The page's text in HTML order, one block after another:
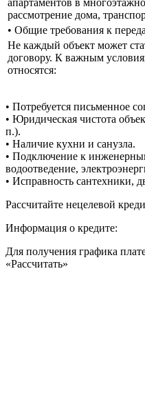
рассмотрение дома,
• Общие требования к
Не каждый объект может
договору. К важным
относятся:
• Потребуется письменное
• Юридическая чистота
п.).
• Наличие кухни и санузла.
• Подключение к
водоотведение,
• Исправность сантехники,
Рассчитайте нецелевой
Информация о кредите:
Для получения графика
«Рассчитать»